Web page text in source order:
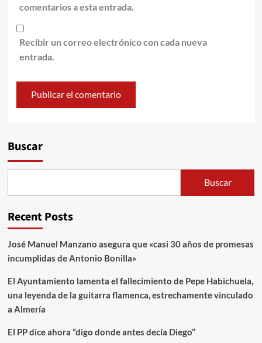
comentarios a esta entrada.
Recibir un correo electrónico con cada nueva
entrada.
Buscar
Buscar
Recent Posts
José Manuel Manzano asegura que «casi 30 años de promesas
incumplidas de Antonio Bonilla»
El Ayuntamiento lamenta el fallecimiento de Pepe Habichuela,
una leyenda de la guitarra flamenca, estrechamente vinculado
a Almería
El PP dice ahora “digo donde antes decía Diego”